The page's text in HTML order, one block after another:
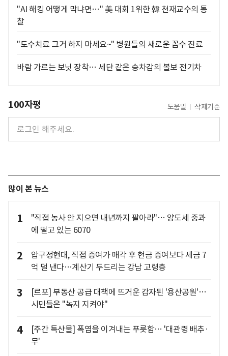
"AI 해킹 어떻게 막냐면…" 美 대회 1위한 韓 천재교수의 통
찰
"도수치료 그거 하지 마세요~" 병원들의 새로운 꼼수 진료
바람 가르는 보닛 장착… 세단 같은 승차감의 볼보 전기차
100자평 도움말 삭제기준
많이 본 뉴스
1
"직접 농사 안 지으면 내년까지 팔아라"… 양도세 중과
에 떨고 있는 6070
2
압구정현대, 직접 증여가 매각 후 현금 증여보다 세금 7
억 덜 낸다…계산기 두드리는 강남 고령층
3
[르포] 부동산 공급 대책에 뜨거운 감자된 '용산공원'…
시민들은 "녹지 지켜야"
4
[주간 특산물] 폭염을 이겨내는 푸릇함… '대관령 배추·
무'